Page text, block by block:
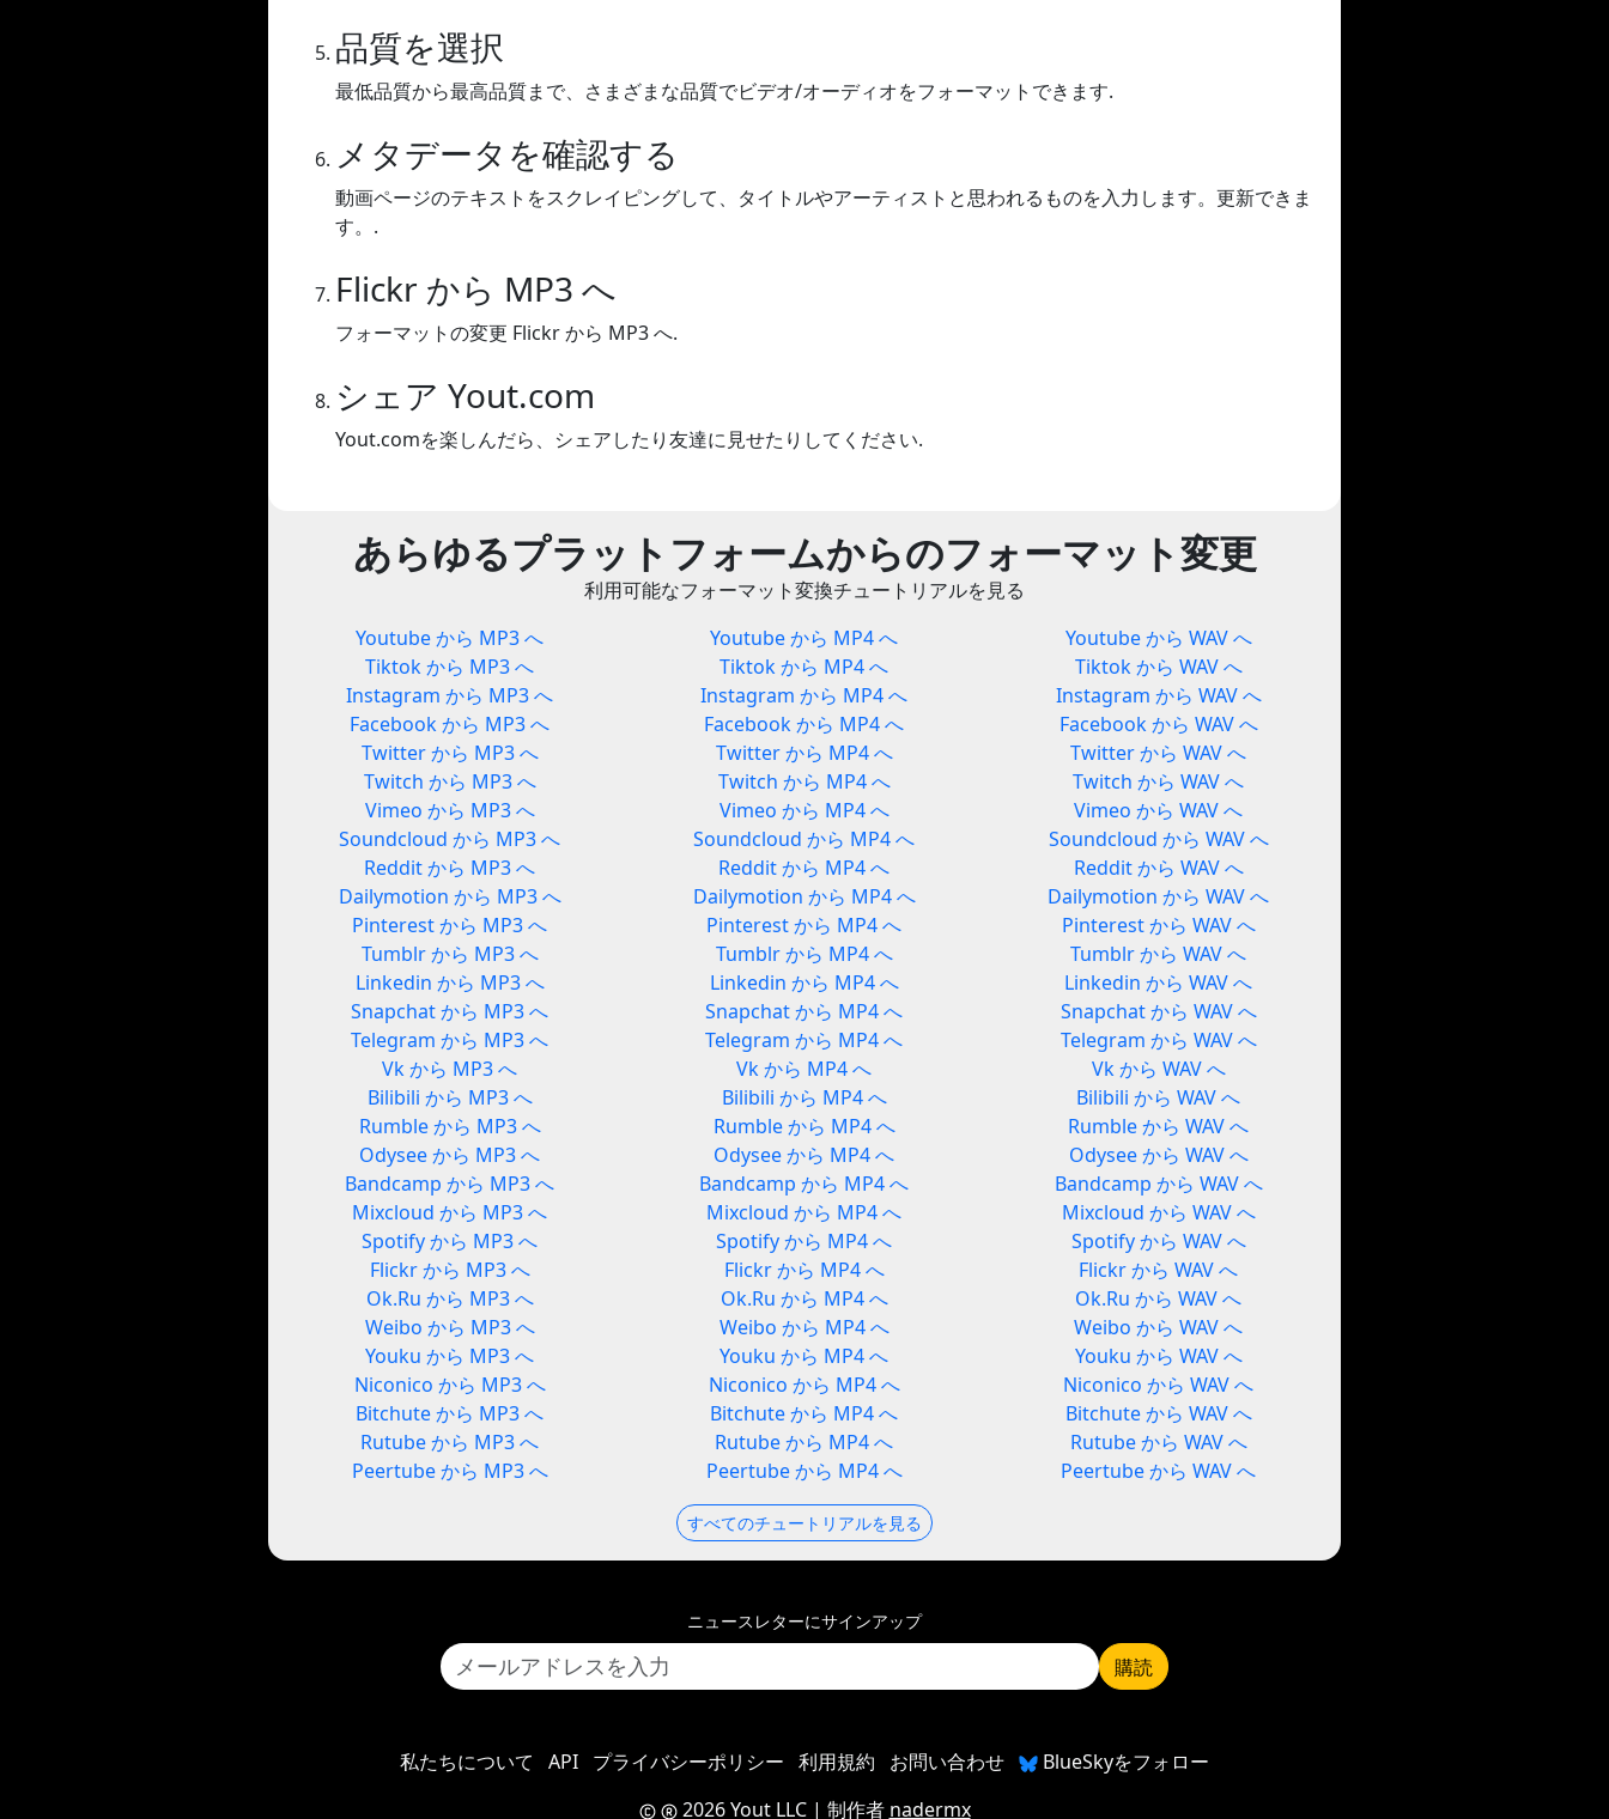
品質を選択
最低品質から最高品質まで、さまざまな品質でビデオ/オーディオをフォーマットできます.
メタデータを確認する
動画ページのテキストをスクレイピングして、タイトルやアーティストと思われるものを入力します。更新できま
す。.
Flickr から MP3 へ
フォーマットの変更 Flickr から MP3 へ.
シェア Yout.com
Yout.comを楽しんだら、シェアしたり友達に見せたりしてください.
あらゆるプラットフォームからのフォーマット変更
利用可能なフォーマット変換チュートリアルを見る
Youtube から MP3 へ
Tiktok から MP3 へ
Instagram から MP3 へ
Facebook から MP3 へ
Twitter から MP3 へ
Twitch から MP3 へ
Vimeo から MP3 へ
Soundcloud から MP3 へ
Reddit から MP3 へ
Dailymotion から MP3 へ
Pinterest から MP3 へ
Tumblr から MP3 へ
Linkedin から MP3 へ
Snapchat から MP3 へ
Telegram から MP3 へ
Vk から MP3 へ
Bilibili から MP3 へ
Rumble から MP3 へ
Odysee から MP3 へ
Bandcamp から MP3 へ
Mixcloud から MP3 へ
Spotify から MP3 へ
Flickr から MP3 へ
Ok.Ru から MP3 へ
Weibo から MP3 へ
Youku から MP3 へ
Niconico から MP3 へ
Bitchute から MP3 へ
Rutube から MP3 へ
Peertube から MP3 へ
Youtube から MP4 へ
Tiktok から MP4 へ
Instagram から MP4 へ
Facebook から MP4 へ
Twitter から MP4 へ
Twitch から MP4 へ
Vimeo から MP4 へ
Soundcloud から MP4 へ
Reddit から MP4 へ
Dailymotion から MP4 へ
Pinterest から MP4 へ
Tumblr から MP4 へ
Linkedin から MP4 へ
Snapchat から MP4 へ
Telegram から MP4 へ
Vk から MP4 へ
Bilibili から MP4 へ
Rumble から MP4 へ
Odysee から MP4 へ
Bandcamp から MP4 へ
Mixcloud から MP4 へ
Spotify から MP4 へ
Flickr から MP4 へ
Ok.Ru から MP4 へ
Weibo から MP4 へ
Youku から MP4 へ
Niconico から MP4 へ
Bitchute から MP4 へ
Rutube から MP4 へ
Peertube から MP4 へ
Youtube から WAV へ
Tiktok から WAV へ
Instagram から WAV へ
Facebook から WAV へ
Twitter から WAV へ
Twitch から WAV へ
Vimeo から WAV へ
Soundcloud から WAV へ
Reddit から WAV へ
Dailymotion から WAV へ
Pinterest から WAV へ
Tumblr から WAV へ
Linkedin から WAV へ
Snapchat から WAV へ
Telegram から WAV へ
Vk から WAV へ
Bilibili から WAV へ
Rumble から WAV へ
Odysee から WAV へ
Bandcamp から WAV へ
Mixcloud から WAV へ
Spotify から WAV へ
Flickr から WAV へ
Ok.Ru から WAV へ
Weibo から WAV へ
Youku から WAV へ
Niconico から WAV へ
Bitchute から WAV へ
Rutube から WAV へ
Peertube から WAV へ
すべてのチュートリアルを見る
ニュースレターにサインアップ
購読
私たちについて API プライバシーポリシー 利用規約 お問い合わせ
BlueSkyをフォロー
2026 Yout LLC| 制作者 nadermx